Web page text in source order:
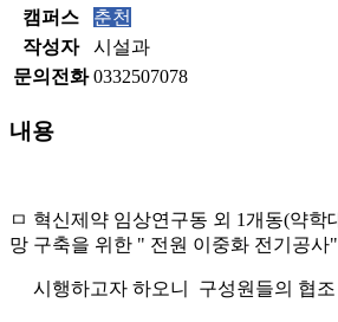
캠퍼스
춘천
작성자
시설과
문의전화 0332507078
내용
ㅁ 혁신제약 임상연구동 외 1개동(약학
망 구축을 위한 " 전원 이중화 전기공사
시행하고자 하오니 구성원들의 협조